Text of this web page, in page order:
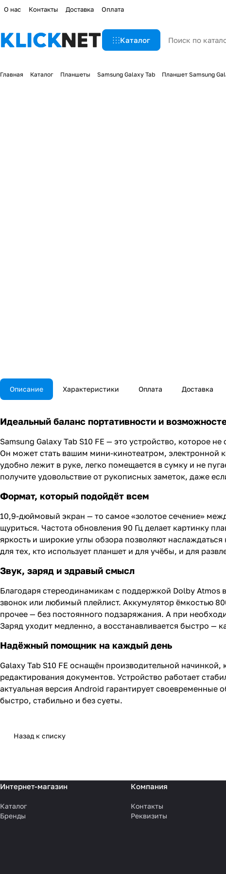
О нас Контакты Доставка Оплата
Каталог
Главная Каталог Планшеты Samsung Galaxy Tab Планшет Samsung
Описание Характеристики Оплата Доставка
Идеальный баланс портативности и
Samsung Galaxy Tab S10 FE — это устройство, которое
Он может стать вашим мини-кинотеатром, электронной
удобно лежит в руке, легко помещается в сумку и не
получите удовольствие от рукописных заметок, даже
Формат, который подойдёт всем
10,9-дюймовый экран — то самое «золотое сечение»
щуриться. Частота обновления 90 Гц делает картинку
яркость и широкие углы обзора позволяют
для тех, кто использует планшет и для учёбы, и для
Звук, заряд и здравый смысл
Благодаря стереодинамикам с поддержкой Dolby
звонок или любимый плейлист. Аккумулятор ёмкостью
прочее — без постоянного подзаряжания. А при
Заряд уходит медленно, а восстанавливается быстро —
Надёжный помощник на каждый день
Galaxy Tab S10 FE оснащён производительной
редактирования документов. Устройство работает
актуальная версия Android гарантирует своевременные
быстро, стабильно и без суеты.
Назад к списку
Интернет-магазин
Каталог
Бренды
Компания
Контакты
Реквизиты